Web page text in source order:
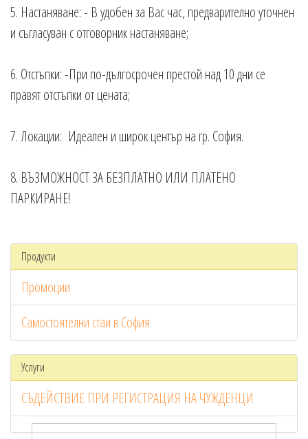
5. Настаняване: - В удобен за Вас час, предварително уточнен
и съгласуван с отговорник настаняване;
6. Отстъпки: -При по-дългосрочен престой над 10 дни се
правят отстъпки от цената;
7. Локации: Идеален и широк център на гр. София.
8. ВЪЗМОЖНОСТ ЗА БЕЗПЛАТНО ИЛИ ПЛАТЕНО
ПАРКИРАНЕ!
Продукти
Промоции
Самостоятелни стаи в София
Услуги
СЪДЕЙСТВИЕ ПРИ РЕГИСТРАЦИЯ НА ЧУЖДЕНЦИ